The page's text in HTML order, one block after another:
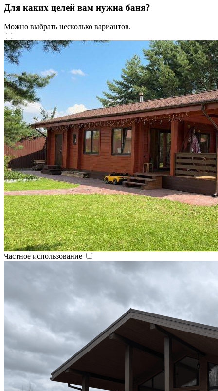
Для каких целей вам нужна баня?
Можно выбрать несколько вариантов.
Частное использование